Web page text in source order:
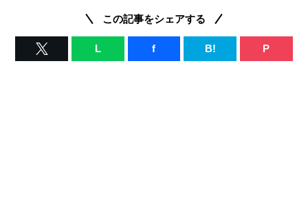
この記事をシェアする
L f B! P